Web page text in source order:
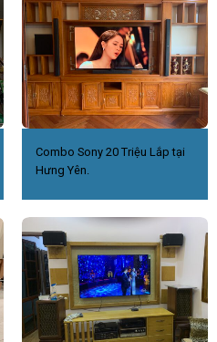
Combo Sony 20 Triệu Lắp tại
Hưng Yên.